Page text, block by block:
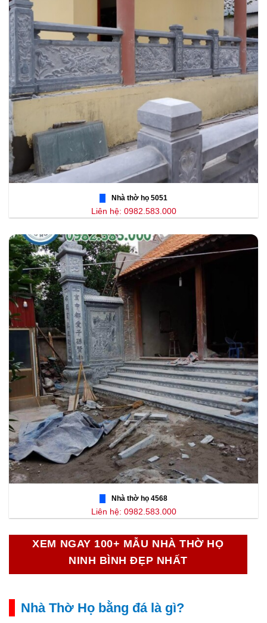
Nhà thờ họ 5051
Liên hệ: 0982.583.000
Nhà thờ họ 4568
Liên hệ: 0982.583.000
XEM NGAY 100+ MẪU NHÀ THỜ HỌ
NINH BÌNH ĐẸP NHẤT
Nhà Thờ Họ bằng đá là gì?